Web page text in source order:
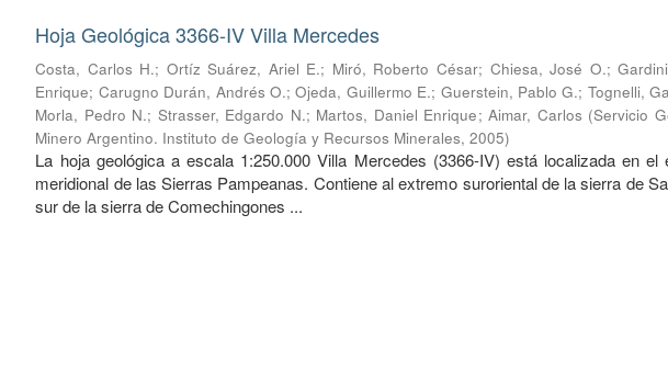
Hoja Geológica 3366-IV Villa Mercedes
Costa, Carlos H.; Ortíz Suárez, Ariel E.; Miró, Roberto César; Chiesa, José O.;
Enrique; Carugno Durán, Andrés O.;Ojeda, Guillermo E.; Guerstein, Pablo G.; Tognelli,
Morla, Pedro N.; Strasser, Edgardo N.; Martos, Daniel Enrique;Aimar, Carlos (Servicio
Minero Argentino. Instituto de Geología y Recursos Minerales,2005)
La hoja geológica a escala 1:250.000 Villa Mercedes (3366-IV) está localizada en el
meridional de las Sierras Pampeanas. Contiene al extremo suroriental de la sierra de
sur de la sierra de Comechingones ...